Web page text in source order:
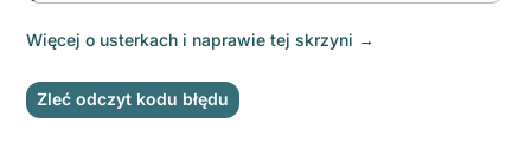
Więcej o usterkach i naprawie tej skrzyni →
Zleć odczyt kodu błędu